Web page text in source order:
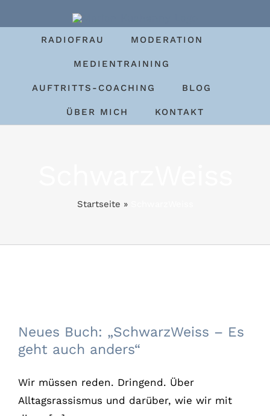
Inhalt
springenRADIOFRAU MODERATION
MEDIENTRAINING
AUFTRITTS-COACHING BLOG
ÜBER MICH KONTAKT
Startseite »
auch anders“
Neues Buch: „SchwarzWeiss – Es
geht auch anders“
Wir müssen reden. Dringend. Über
Alltagsrassismus und darüber, wie wir mit